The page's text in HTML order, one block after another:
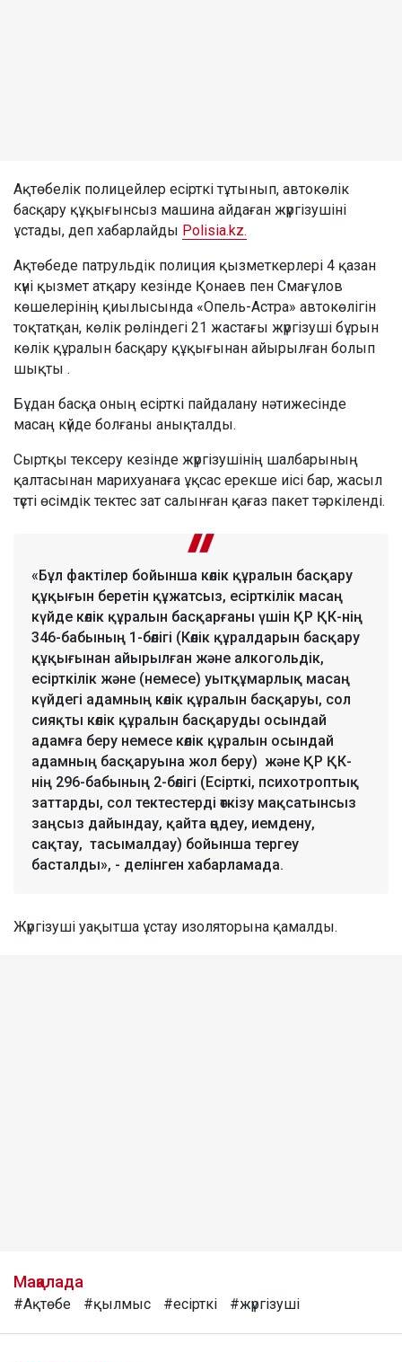
Ақтөбелік полицейлер есірткі тұтынып, автокөлік
басқару құқығынсыз машина айдаған жүргізушіні
ұстады, деп хабарлайды Polisia.kz.
Ақтөбеде патрульдік полиция қызметкерлері 4 қазан
күні қызмет атқару кезінде Қонаев пен Смағұлов
көшелерінің қиылысында «Опель-Астра» автокөлігін
тоқтатқан, көлік рөліндегі 21 жастағы жүргізуші бұрын
көлік құралын басқару құқығынан айырылған болып
шықты .
Бұдан басқа оның есірткі пайдалану нәтижесінде
масаң күйде болғаны анықталды.
Сыртқы тексеру кезінде жүргізушінің шалбарының
қалтасынан марихуанаға ұқсас ерекше иісі бар, жасыл
түсті өсімдік тектес зат салынған қағаз пакет тәркіленді.
«Бұл фактілер бойынша көлік құралын басқару
құқығын беретін құжатсыз, есірткілік масаң
күйде көлік құралын басқарғаны үшін ҚР ҚК-нің
346-бабының 1-бөлігі (Көлік құралдарын басқару
құқығынан айырылған және алкогольдік,
есірткілік және (немесе) уытқұмарлық масаң
күйдегі адамның көлік құралын басқаруы, сол
сияқты көлік құралын басқаруды осындай
адамға беру немесе көлік құралын осындай
адамның басқаруына жол беру) және ҚР ҚК-
нің 296-бабының 2-бөлігі (Есірткі, психотроптық
заттарды, сол тектестерді өткізу мақсатынсыз
заңсыз дайындау, қайта өңдеу, иемдену,
сақтау, тасымалдау) бойынша тергеу
басталды», - делінген хабарламада.
Жүргізуші уақытша ұстау изоляторына қамалды.
Мақалада
#Ақтөбе #қылмыс #есірткі #жүргізуші